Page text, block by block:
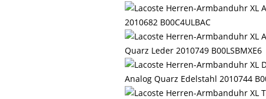
2010682 B00C4ULBAC
Quarz Leder 2010749 B00LSBMXE6
Analog Quarz Edelstahl 2010744